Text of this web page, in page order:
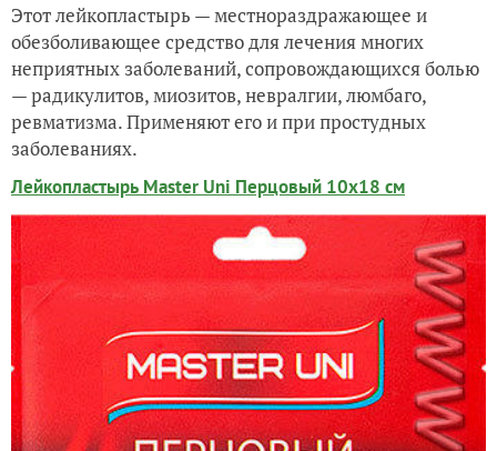
Этот лейкопластырь — местнораздражающее и
обезболивающее средство для лечения многих
неприятных заболеваний, сопровождающихся болью
— радикулитов, миозитов, невралгии, люмбаго,
ревматизма. Применяют его и при простудных
заболеваниях.
Лейкопластырь Master Uni Перцовый 10х18 см